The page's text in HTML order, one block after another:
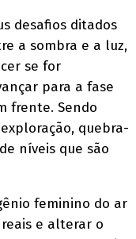
desafios ditados
a sombra e a luz,
se for
para a fase
frente. Sendo
quebra-
níveis que são
feminino do ar
e alterar o